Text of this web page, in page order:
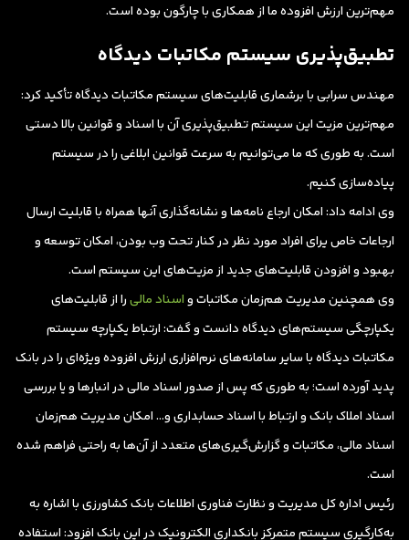
مهم‌ترین ارزش افزوده ما از همکاری با چارگون بوده است.
تطبیق‌پذیری سیستم مکاتبات دیدگاه
مهندس سرابی با برشماری قابلیت‌های سیستم مکاتبات دیدگاه تأکید کرد:
مهم‌ترین مزیت این سیستم تطبیق‌پذیری آن با اسناد و قوانین بالا دستی
است. به طوری که ما می‌توانیم به سرعت قوانین ابلاغی را در سیستم
پیاده‌سازی کنیم.
وی ادامه داد: امکان ارجاع نامه‌ها و نشانه‌گذاری آنها همراه با قابلیت ارسال
ارجاعات خاص یرای افراد مورد نظر در کنار تحت وب بودن، امکان توسعه و
بهبود و افزودن قابلیت‌های جدید از مزیت‌های این سیستم است.
وی همچنین مدیریت هم‌زمان مکاتبات واسناد مالیرا از قابلیت‌های
یکپارچگی سیستم‌های دیدگاه دانست و گفت: ارتباط یکپارچه سیستم
مکاتبات دیدگاه با سایر سامانه‌های نرم‌افزاری ارزش افزوده ویژه‌ای را در بانک
پدید آورده است؛ به طوری که پس از صدور اسناد مالی در انبارها و یا بررسی
اسناد املاک بانک و ارتباط با اسناد حسابداری و… امکان مدیریت هم‌زمان
اسناد مالی، مکاتبات و گزارش‌گیری‌های متعدد از آن‌ها به راحتی فراهم شده
است.
رئیس اداره کل مدیریت و نظارت فناوری اطلاعات بانک کشاورزی با اشاره به
به‌کارگیری سیستم متمرکز بانکداری الکترونیک در این بانک افزود: استفاده